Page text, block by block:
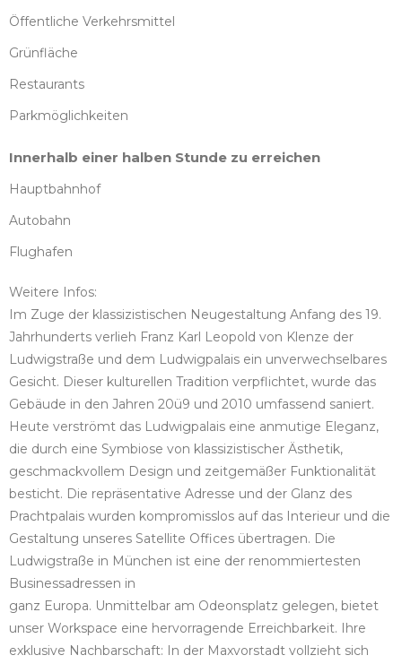
Öffentliche Verkehrsmittel
Grünfläche
Restaurants
Parkmöglichkeiten
Innerhalb einer halben Stunde zu erreichen
Hauptbahnhof
Autobahn
Flughafen
Weitere Infos:
Im Zuge der klassizistischen Neugestaltung Anfang des 19.
Jahrhunderts verlieh Franz Karl Leopold von Klenze der
Ludwigstraße und dem Ludwigpalais ein unverwechselbares
Gesicht. Dieser kulturellen Tradition verpflichtet, wurde das
Gebäude in den Jahren 20ü9 und 2010 umfassend saniert.
Heute verströmt das Ludwigpalais eine anmutige Eleganz,
die durch eine Symbiose von klassizistischer Ästhetik,
geschmackvollem Design und zeitgemäßer Funktionalität
besticht. Die repräsentative Adresse und der Glanz des
Prachtpalais wurden kompromisslos auf das Interieur und die
Gestaltung unseres Satellite Offices übertragen. Die
Ludwigstraße in München ist eine der renommiertesten
Businessadressen in
ganz Europa. Unmittelbar am Odeonsplatz gelegen, bietet
unser Workspace eine hervorragende Erreichbarkeit. Ihre
exklusive Nachbarschaft: In der Maxvorstadt vollzieht sich